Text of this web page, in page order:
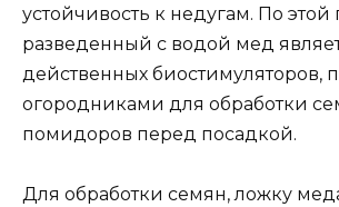
устойчивость к недугам. По
разведенный с водой мед
действенных биостимуляторов,
огородниками для обработки
помидоров перед посадкой.
Для обработки семян, ложку